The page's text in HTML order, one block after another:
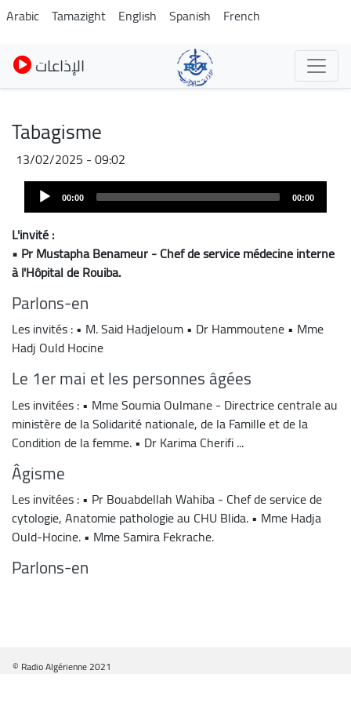
Skip
to
main
content
Arabic Tamazight English Spanish French
الإذاعات
Tabagisme
13/02/2025 - 09:02
Audio
Player 00:00 00:00
L'invité :
• Pr Mustapha Benameur - Chef de service médecine interne
à l'Hôpital de Rouiba.
Parlons-en
Les invités : • M. Said Hadjeloum • Dr Hammoutene • Mme
Hadj Ould Hocine
Le 1er mai et les personnes âgées
Les invitées : • Mme Soumia Oulmane - Directrice centrale au
ministère de la Solidarité nationale, de la Famille et de la
Condition de la femme. • Dr Karima Cherifi ...
Âgisme
Les invitées : • Pr Bouabdellah Wahiba - Chef de service de
cytologie, Anatomie pathologie au CHU Blida. • Mme Hadja
Ould-Hocine. • Mme Samira Fekrache.
Parlons-en
© Radio Algérienne 2021